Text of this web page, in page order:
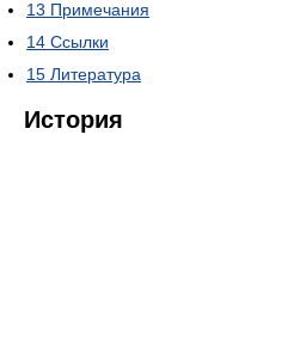
13 Примечания
14 Ссылки
15 Литература
История